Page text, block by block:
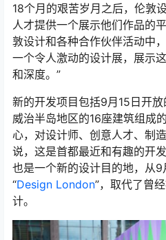
18个月的艰苦岁月之后，伦敦
人才提供一个展示他们作品的
敦设计和各种合作伙伴活动中
一个令人激动的设计展，展示
和深度。”
新的开发项目包括9月15日开
威治半岛地区的16座建筑组成
心，对设计师、创意人才、制
说，这是首都最近和有趣的开
也是一个新的设计目的地，从
“Design London”，取代了曾
计。